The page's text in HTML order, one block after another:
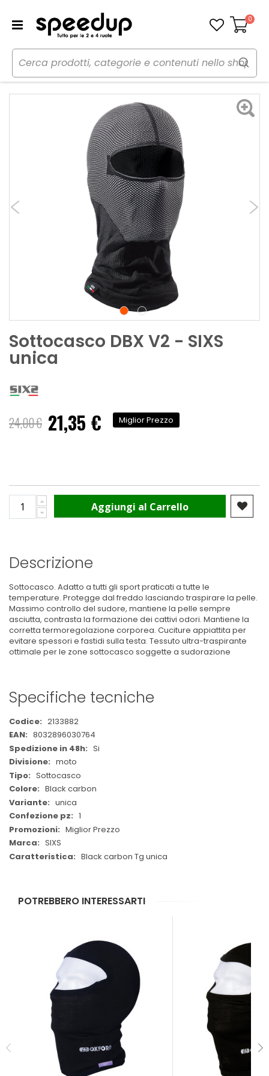
Carrello
0
Home Moto Caschi moto
Caschi accessori
Sottocasco DBX V2 - SIXS
Sottocasco DBX V2 - SIXS
unica
24,00 € Prezzo
speciale
21,35 € Miglior Prezzo
Aggiungi al Carrello
Descrizione
Sottocasco. Adatto a tutti gli sport praticati a tutte le
temperature. Protegge dal freddo lasciando traspirare la pelle.
Massimo controllo del sudore, mantiene la pelle sempre
asciutta, contrasta la formazione dei cattivi odori. Mantiene la
corretta termoregolazione corporea. Cuciture appiattita per
evitare spessori e fastidi sulla testa. Tessuto ultra-traspirante
ottimale per le zone sottocasco soggette a sudorazione
Specifiche tecniche
Maggiori
Informazioni
2133882
8032896030764
Si
moto
Sottocasco
Black carbon
unica
1
Miglior Prezzo
SIXS
Black carbon Tg unica
POTREBBERO INTERESSARTI